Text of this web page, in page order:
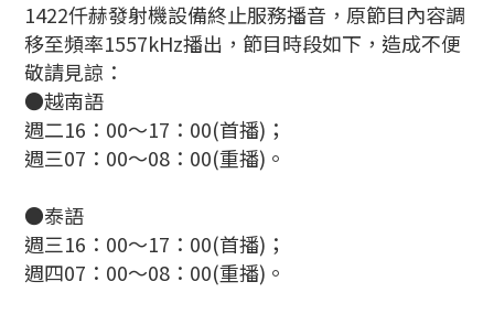
1422仟赫發射機設備終止服務播音，原節目內容調
移至頻率1557kHz播出，節目時段如下，造成不便
敬請見諒：
●越南語
週二16：00～17：00(首播)；
週三07：00～08：00(重播)。
●泰語
週三16：00～17：00(首播)；
週四07：00～08：00(重播)。